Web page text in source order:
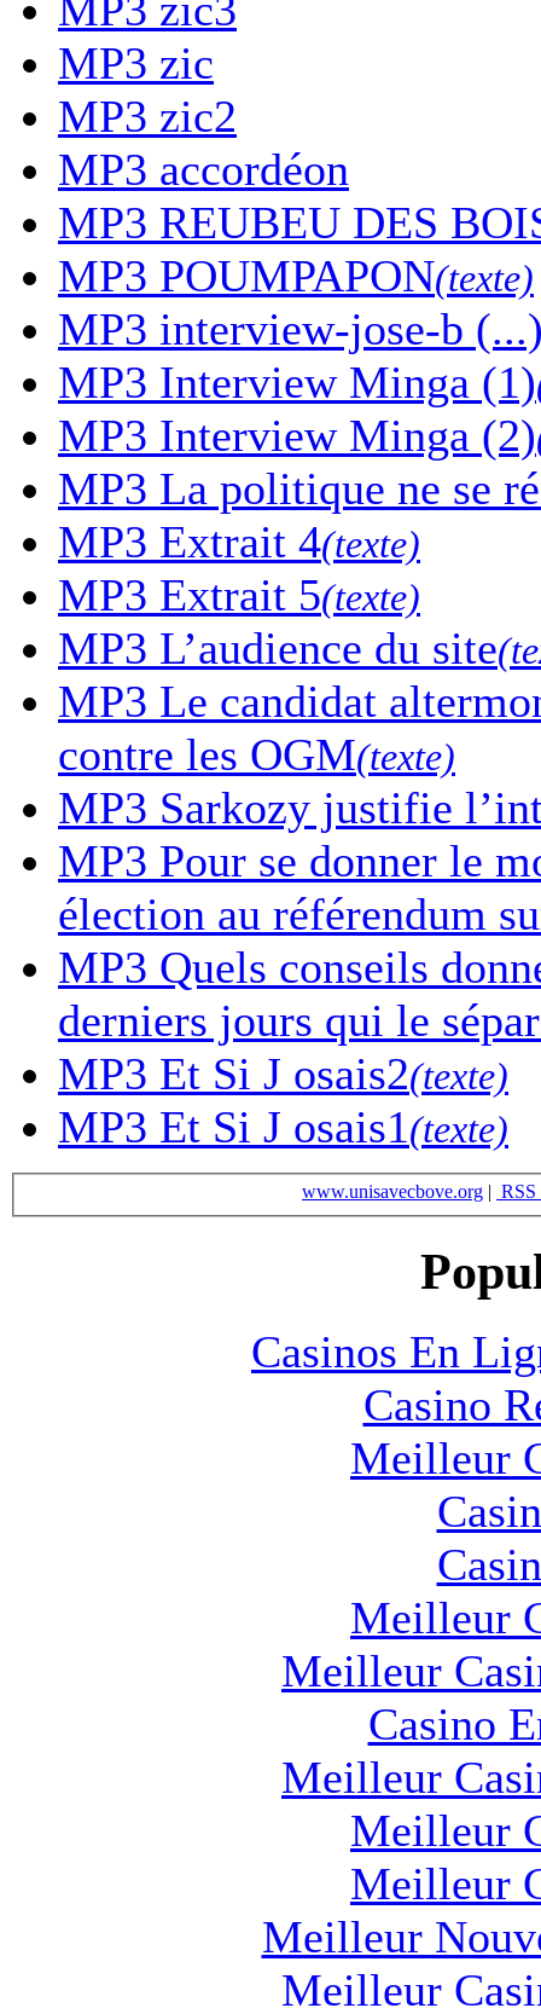
MP3 zic
MP3 zic2
MP3 accordéon
MP3 REUBEU DES
MP3 POUMPAPON(texte)
MP3 interview-jose-b
MP3 Interview Minga (1)
MP3 Interview Minga (2)
MP3 La politique ne se
MP3 Extrait 4(texte)
MP3 Extrait 5(texte)
MP3 L’audience du site
MP3 Le candidat
contre les OGM(texte)
MP3 Sarkozy justifie
MP3 Pour se donner le
élection au référendum
MP3 Quels conseils
derniers jours qui le
MP3 Et Si J osais2(texte)
MP3 Et Si J osais1(texte)
www.unisavecbove.org | RSS
Casinos En
Casino
Meilleur
Meilleur
Meilleur
Casino
Meilleur
Meilleur
Meilleur
Meilleur
Meilleur